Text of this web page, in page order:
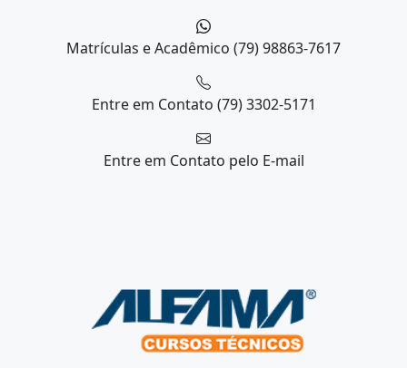
Matrículas e Acadêmico (79) 98863-7617
Entre em Contato (79) 3302-5171
Entre em Contato pelo E-mail